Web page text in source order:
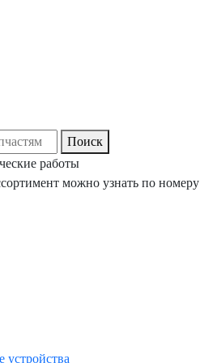
Поиск
работы
можно узнать по номеру
устройства